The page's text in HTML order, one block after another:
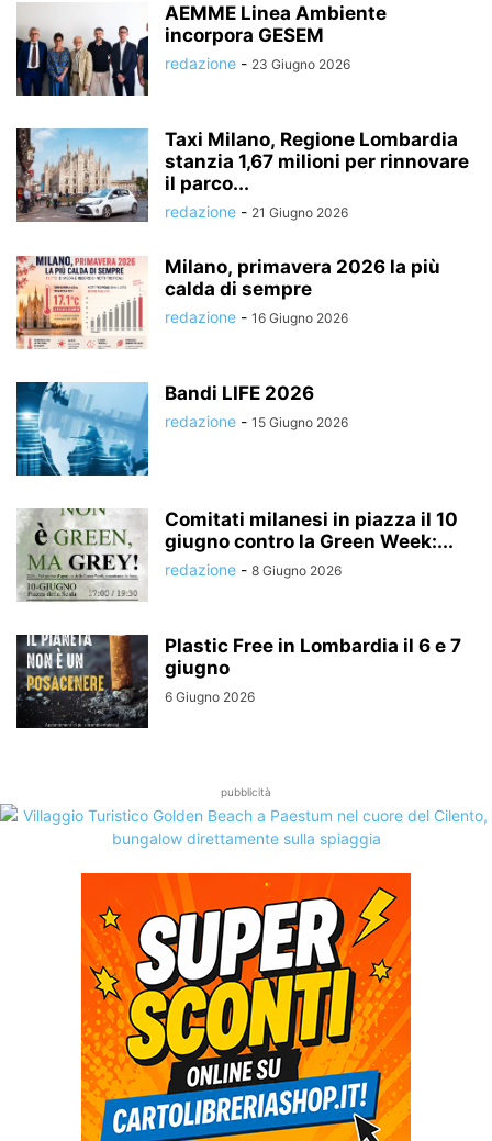
AEMME Linea Ambiente
incorpora GESEM
redazione - 23 Giugno 2026
Taxi Milano, Regione Lombardia
stanzia 1,67 milioni per rinnovare
il parco...
redazione - 21 Giugno 2026
Milano, primavera 2026 la più
calda di sempre
redazione - 16 Giugno 2026
Bandi LIFE 2026
redazione - 15 Giugno 2026
Comitati milanesi in piazza il 10
giugno contro la Green Week:...
redazione - 8 Giugno 2026
Plastic Free in Lombardia il 6 e 7
giugno
6 Giugno 2026
pubblicità